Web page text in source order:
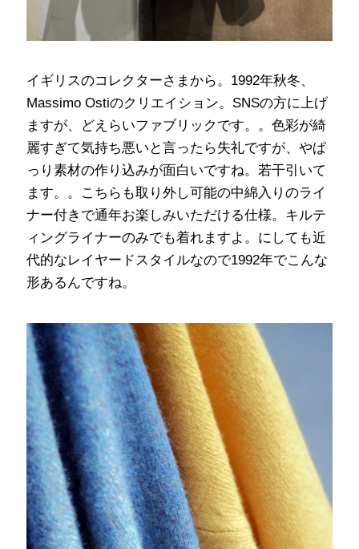
イギリスのコレクターさまから。1992年秋冬、
Massimo Ostiのクリエイション。SNSの方に上げ
ますが、どえらいファブリックです。。色彩が綺
麗すぎて気持ち悪いと言ったら失礼ですが、やぱ
っり素材の作り込みが面白いですね。若干引いて
ます。。こちらも取り外し可能の中綿入りのライ
ナー付きで通年お楽しみいただける仕様。キルテ
ィングライナーのみでも着れますよ。にしても近
代的なレイヤードスタイルなので1992年でこんな
形あるんですね。